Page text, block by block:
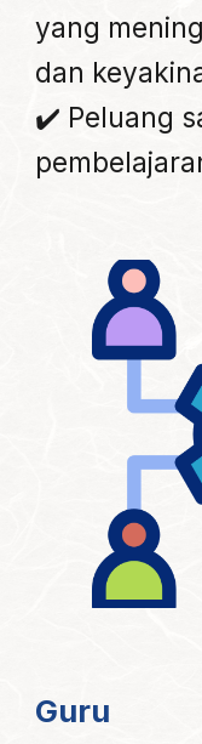
yang
dan
✔️ Peluang
Guru